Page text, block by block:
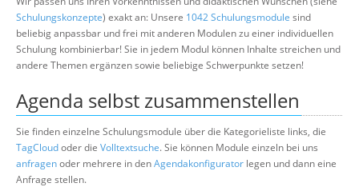
Schulungskonzepte) exakt an: Unsere 1042 Schulungsmodule sind
beliebig anpassbar und frei mit anderen Modulen zu einer individuellen
Schulung kombinierbar! Sie in jedem Modul können Inhalte streichen und
andere Themen ergänzen sowie beliebige Schwerpunkte setzen!
Agenda selbst zusammenstellen
Sie finden einzelne Schulungsmodule über die Kategorieliste links, die
TagCloudoder die Volltextsuche. Sie können Module einzeln bei uns
anfragenoder mehrere in denAgendakonfigurator legen und dann eine
Anfrage stellen.